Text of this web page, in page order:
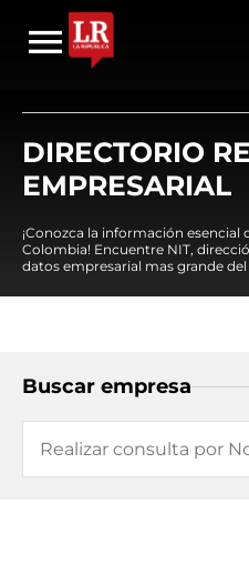
DIRECTORIO
EMPRESARIAL
¡Conozca la información esencial
Colombia! Encuentre NIT,
datos empresarial mas grande del
Buscar empresa